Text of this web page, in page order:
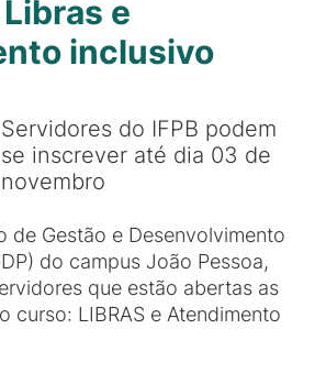
e
inclusivo
Servidores do IFPB podem
se inscrever até dia 03 de
novembro
de Gestão e Desenvolvimento
do campus João Pessoa,
que estão abertas as
curso: LIBRAS e Atendimento